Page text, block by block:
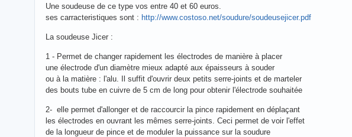
Une soudeuse de ce type vos entre 40 et 60 euros.
ses carracteristiques sont : http://www.costoso.net/soudure/soudeusejicer.pdf
La soudeuse Jicer :
1 - Permet de changer rapidement les électrodes de manière à placer
une électrode d'un diamètre mieux adapté aux épaisseurs à souder
ou à la matière : l'alu. Il suffit d'ouvrir deux petits serre-joints et de marteler
des bouts tube en cuivre de 5 cm de long pour obtenir l'électrode souhaitée
2- elle permet d'allonger et de raccourcir la pince rapidement en déplaçant
les électrodes en ouvrant les mêmes serre-joints. Ceci permet de voir l'effet
de la longueur de pince et de moduler la puissance sur la soudure